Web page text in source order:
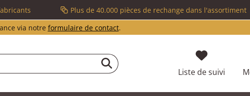
Plus de 40.000 pièces de rechange dans l'assortiment
via notre formulaire de contact.
Liste de suivi